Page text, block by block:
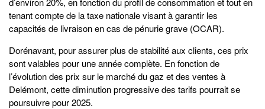
tenant compte de la taxe nationale visant à garantir les
capacités de livraison en cas de pénurie grave (OCAR).
Dorénavant, pour assurer plus de stabilité aux clients, ces prix
sont valables pour une année complète. En fonction de
l’évolution des prix sur le marché du gaz et des ventes à
Delémont, cette diminution progressive des tarifs pourrait se
poursuivre pour 2025.